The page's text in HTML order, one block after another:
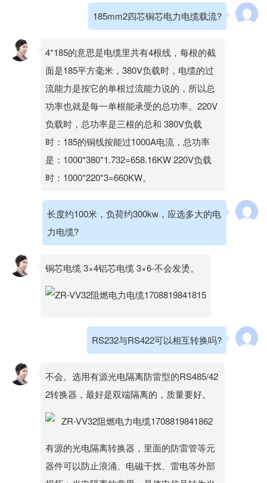
185mm2四芯铜芯电力电缆载流?
4*185的意思是电缆里共有4根线，每根的截
面是185平方毫米，380V负载时，电缆的过
流能力是按它的单根过流能力说的，所以总
功率也就是每一单根能承受的总功率。220V
负载时，总功率是三根的总和 380V负载
时：185的铜线按能过1000A电流，总功率
是：1000*380*1.732=658.16KW 220V负载
时：1000*220*3=660KW。
长度约100米，负荷约300kw，应选多大的电
力电缆?
铜芯电缆 3×4铝芯电缆 3×6-不会发烫。
RS232与RS422可以相互转换吗?
不会。选用有源光电隔离防雷型的RS485/42
2转换器，最好是双端隔离的，质量要好。
有源的光电隔离转换器，里面的防雷管等元
器件可以防止浪涌、电磁干扰、雷电等外部